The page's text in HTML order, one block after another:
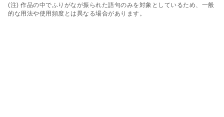
(注) 作品の中でふりがなが振られた語句のみを対象としているため、一般
的な用法や使用頻度とは異なる場合があります。